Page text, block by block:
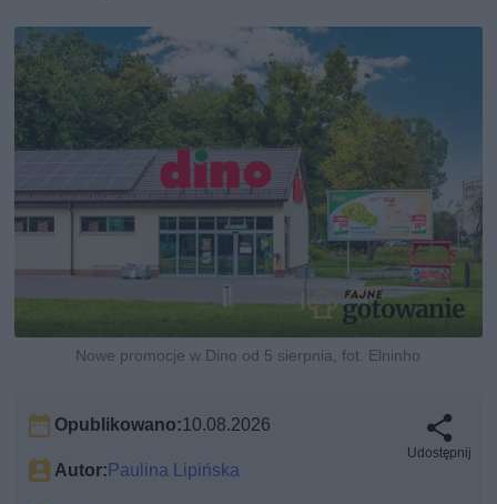
Nowe promocje w Dino od 5 sierpnia, fot. Elninho
Opublikowano:10.08.2026
Autor: Paulina Lipińska
Udostępnij